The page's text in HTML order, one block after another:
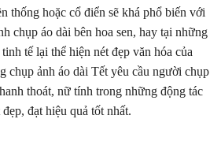
thống hoặc cổ điển sẽ khá phổ biến với
chụp áo dài bên hoa sen, hay tại những
tế lại thể hiện nét đẹp văn hóa của
chụp ảnh áo dài Tết yêu cầu người chụp
thoát, nữ tính trong những động tác
đạt hiệu quả tốt nhất.